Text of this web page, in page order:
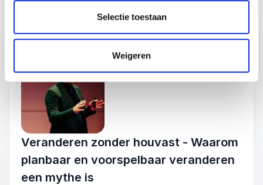
Selectie toestaan
Weigeren
Deze lezing helpt om verandering niet alleen te
organiseren, maar ook te laten landen in het
Blogberichten door Daniël Wolfs
Veranderen zonder houvast - Waarom
planbaar en voorspelbaar veranderen
een mythe is